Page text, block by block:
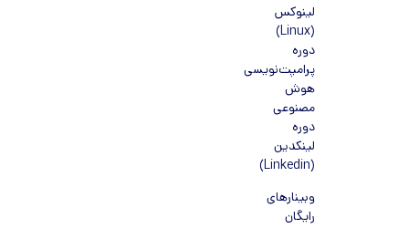
لینوکس
(Linux)
دوره
پرامپت‌نویسی
هوش
مصنوعی
دوره
لینکدین
(Linkedin)
وبینارهای
رایگان